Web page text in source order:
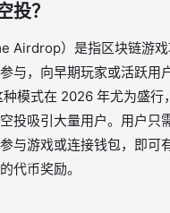
投？
Airdrop）是指区块链游
与，向早期玩家或活跃用
模式在 2026 年尤为盛行
投吸引大量用户。用户只
与游戏或连接钱包，即可
代币奖励。